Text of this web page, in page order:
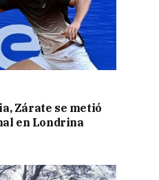
Zárate se metió
en Londrina